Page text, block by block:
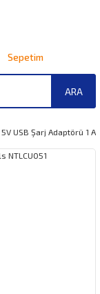
ARA
Sepetim
5V USB Şarj Adaptörü 1